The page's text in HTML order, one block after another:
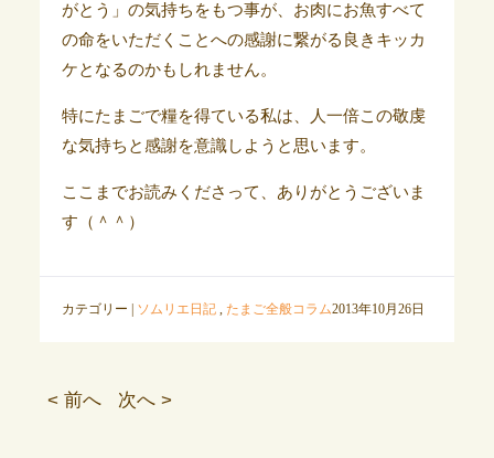
がとう」の気持ちをもつ事が、お肉にお魚すべて
の命をいただくことへの感謝に繋がる良きキッカ
ケとなるのかもしれません。
特にたまごで糧を得ている私は、人一倍この敬虔
な気持ちと感謝を意識しようと思います。
ここまでお読みくださって、ありがとうございま
す（＾＾）
カテゴリー | ソムリエ日記, たまご全般コラム2013年10月26日
< 前へ 次へ >